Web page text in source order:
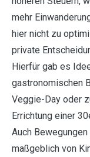
mehr
hier nicht zu
private
Hierfür gab es
gastronomischen
Veggie-Day oder
Errichtung einer
Auch
maßgeblich von